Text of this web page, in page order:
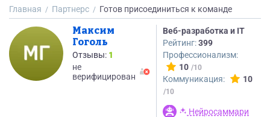
Главная Партнерс Готов присоединиться к команде
Максим
Гоголь
Отзывы: 1
не
верифицирован
Веб-разработка и IT
Рейтинг:399
Профессионализм:
10
Коммуникация:
10
Нейросаммари